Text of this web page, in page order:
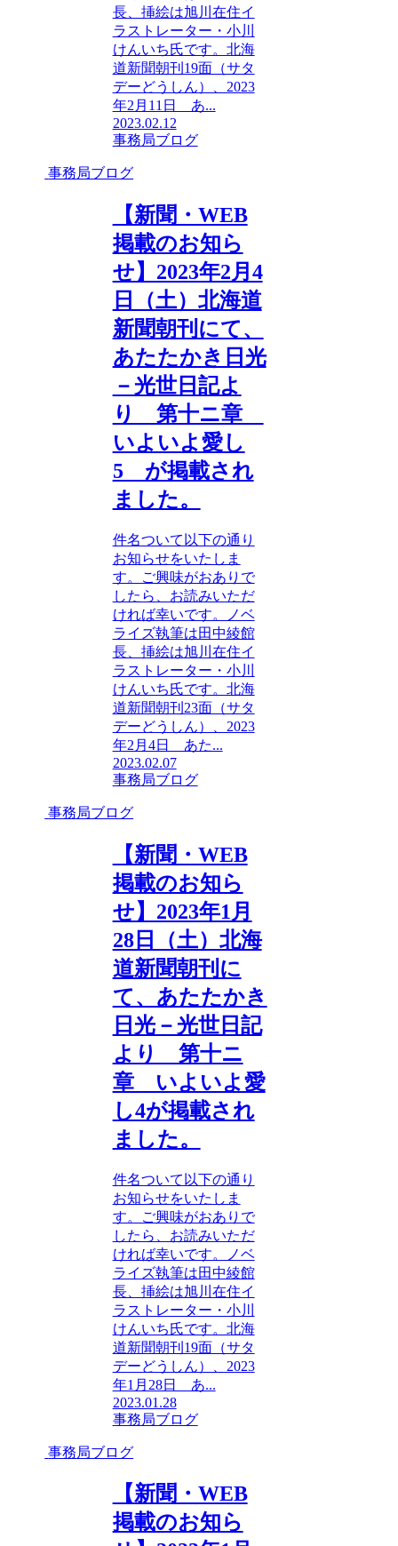
長、挿絵は旭川在住イ
ラストレーター・小川
けんいち氏です。北海
道新聞朝刊19面（サタ
デーどうしん）、2023
年2月11日 あ...
2023.02.12
事務局ブログ
事務局ブログ
【新聞・WEB
掲載のお知ら
せ】2023年2月4
日（土）北海道
新聞朝刊にて、
あたたかき日光
－光世日記よ
り 第十ニ章
いよいよ愛し
5 が掲載され
ました。
件名ついて以下の通り
お知らせをいたしま
す。ご興味がおありで
したら、お読みいただ
ければ幸いです。ノベ
ライズ執筆は田中綾館
長、挿絵は旭川在住イ
ラストレーター・小川
けんいち氏です。北海
道新聞朝刊23面（サタ
デーどうしん）、2023
年2月4日 あた...
2023.02.07
事務局ブログ
事務局ブログ
【新聞・WEB
掲載のお知ら
せ】2023年1月
28日（土）北海
道新聞朝刊に
て、あたたかき
日光－光世日記
より 第十ニ
章 いよいよ愛
し4が掲載され
ました。
件名ついて以下の通り
お知らせをいたしま
す。ご興味がおありで
したら、お読みいただ
ければ幸いです。ノベ
ライズ執筆は田中綾館
長、挿絵は旭川在住イ
ラストレーター・小川
けんいち氏です。北海
道新聞朝刊19面（サタ
デーどうしん）、2023
年1月28日 あ...
2023.01.28
事務局ブログ
事務局ブログ
【新聞・WEB
掲載のお知ら